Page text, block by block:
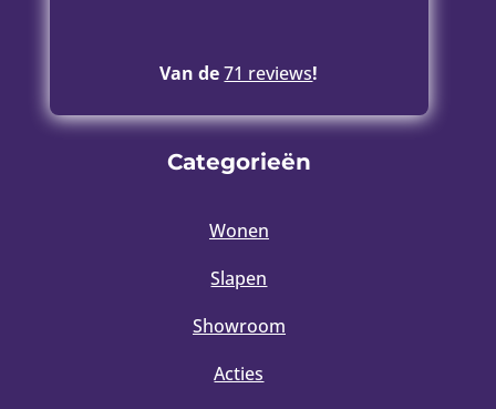
Van de71 reviews!
Categorieën
Wonen
Slapen
Showroom
Acties